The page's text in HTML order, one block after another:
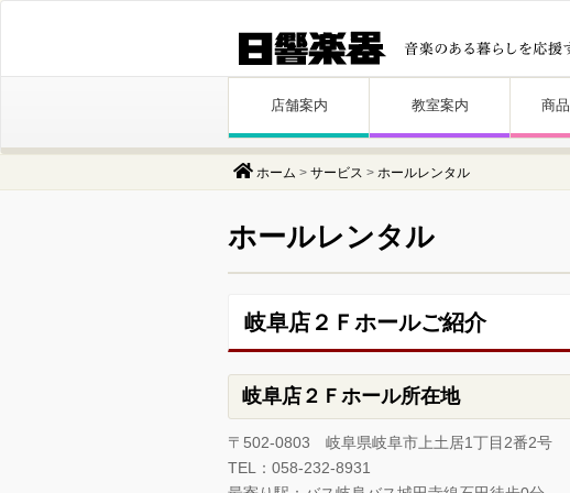
content
店舗案内 教室案内 商品
ホーム > サービス > ホールレンタル
ホールレンタル
岐阜店２Ｆホールご紹介
岐阜店２Ｆホール所在地
〒502-0803 岐阜県岐阜市上土居1丁目2番2号
TEL：058-232-8931